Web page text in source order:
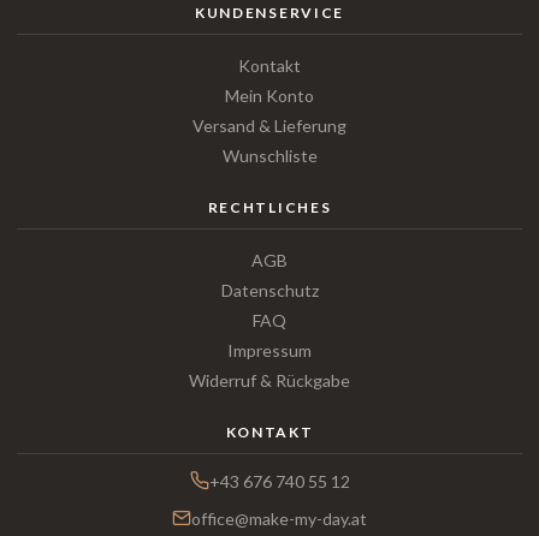
KUNDENSERVICE
Kontakt
Mein Konto
Versand & Lieferung
Wunschliste
RECHTLICHES
AGB
Datenschutz
FAQ
Impressum
Widerruf & Rückgabe
KONTAKT
+43 676 740 55 12
office@make-my-day.at